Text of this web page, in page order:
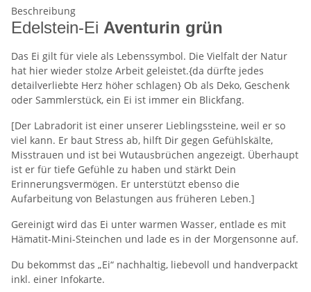
Beschreibung
Edelstein-Ei Aventurin grün
Das Ei gilt für viele als Lebenssymbol. Die Vielfalt der Natur
hat hier wieder stolze Arbeit geleistet.{da dürfte jedes
detailverliebte Herz höher schlagen} Ob als Deko, Geschenk
oder Sammlerstück, ein Ei ist immer ein Blickfang.
[Der Labradorit ist einer unserer Lieblingssteine, weil er so
viel kann. Er baut Stress ab, hilft Dir gegen Gefühlskälte,
Misstrauen und ist bei Wutausbrüchen angezeigt. Überhaupt
ist er für tiefe Gefühle zu haben und stärkt Dein
Erinnerungsvermögen. Er unterstützt ebenso die
Aufarbeitung von Belastungen aus früheren Leben.]
Gereinigt wird das Ei unter warmen Wasser, entlade es mit
Hämatit-Mini-Steinchen und lade es in der Morgensonne auf.
Du bekommst das „Ei“ nachhaltig, liebevoll und handverpackt
inkl. einer Infokarte.